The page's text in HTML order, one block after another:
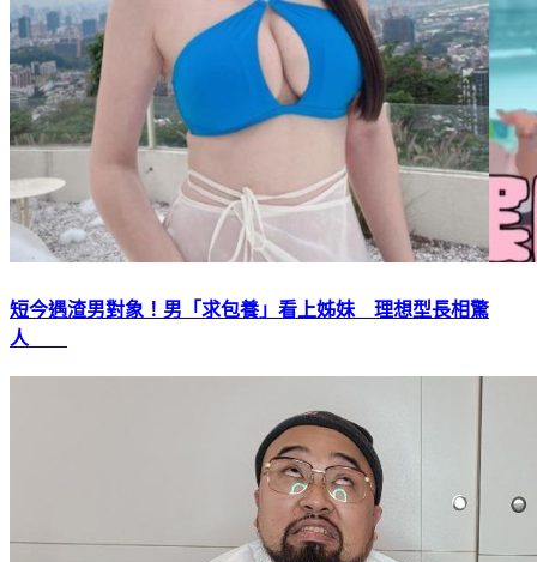
短今遇渣男對象！男「求包養」看上姊妹 理想型長相驚
人